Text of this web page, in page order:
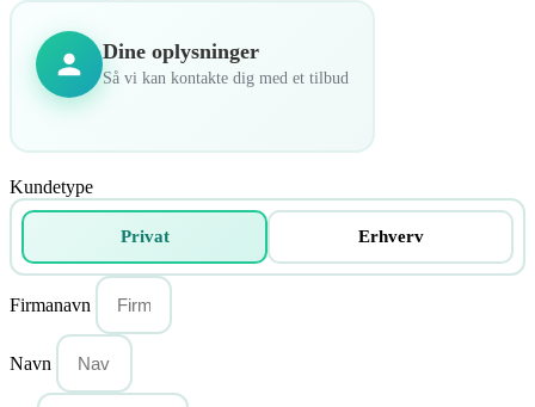
Dine oplysninger
Så vi kan kontakte dig med et tilbud
Kundetype
Privat Erhverv
Firmanavn
Navn